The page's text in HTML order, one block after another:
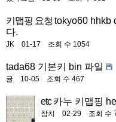
키맵핑 요청 tokyo60 hhkb
다.
JK 01-17 조회 수 1054
tada68 기본키 bin 파일
귤 10-05 조회 수 467
etc카누 키맵핑
참치 02-29 조회 수